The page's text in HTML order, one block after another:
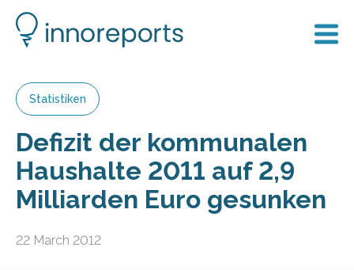
Statistiken
Defizit der kommunalen
Haushalte 2011 auf 2,9
Milliarden Euro gesunken
22 March 2012